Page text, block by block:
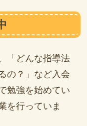
「どんな指導法
の？」など入会
勉強を始めてい
を行っていま